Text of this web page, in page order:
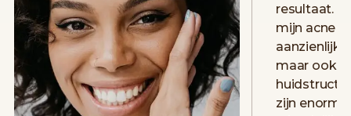
resultaat.
mijn acne
aanzienlijk
maar ook
zijn enorm